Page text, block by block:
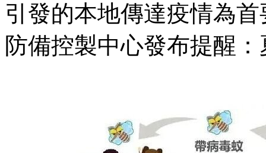
引發的本地傳達疫情為
防備控製中心發布提醒